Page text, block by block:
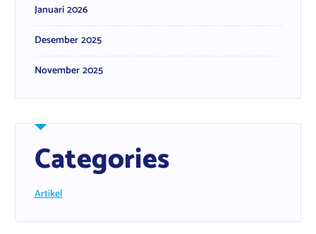
Januari 2026
Desember 2025
November 2025
Categories
Artikel